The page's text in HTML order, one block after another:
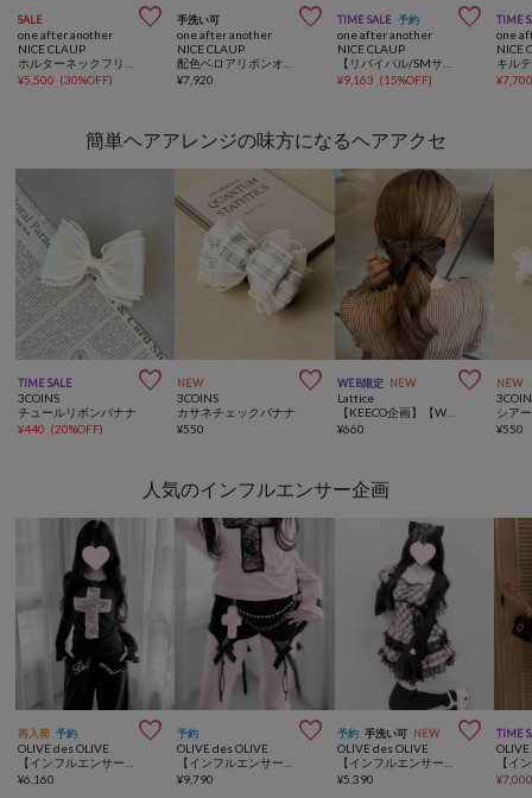
SALE 
one after another
NICE CLAUP
¥5,500 (30%OFF)
手洗い可 
one after another
NICE CLAUP
¥7,920
TIME SALE 予約 
one after another
NICE CLAUP
【リバイバル/SMサイズ展開あり】後ろレースアップテーラードジャケット
¥9,163 (15%OFF)
TIME
one
NICE
¥
簡単ヘアアレンジの味方になるヘアアクセ
TIME SALE 
3COINS
チュールリボンバナナ
¥440 (20%OFF)
NEW 
3COINS
カサネチェックバナナ
¥550
WEB限定 NEW 
Lattice
【KEECO企画】【WEB限定/人気の為再入荷】パイピングリボンバナナクリップ
¥660
NEW
シア
¥550
人気のインフルエンサー企画
再入荷 予約 
OLIVE des OLIVE
¥6,160
予約 
OLIVE des OLIVE
¥9,790
予約 手洗い可 NEW 
OLIVE des OLIVE
¥5,390
TIME
¥